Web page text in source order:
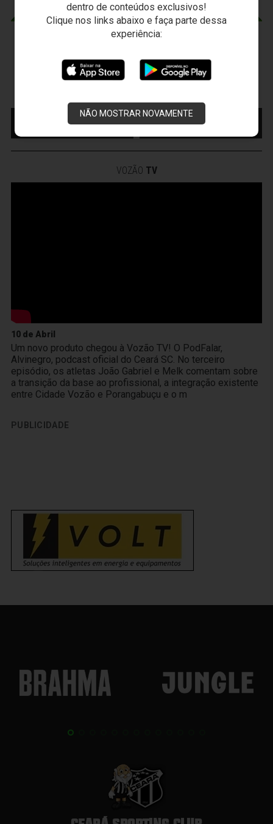
dentro de conteúdos exclusivos!
Clique nos links abaixo e faça parte dessa
experiência:
NÃO MOSTRAR NOVAMENTE
Sexta-feira, 07/08/2026 - 20:30
Arena Vozão (Castelão) - Capital/CE
MAIS INFORMAÇÕES
COMPRE AQUI SEU
INGRESSO
VOZÃO TV
10 de Abril
Um novo produto chegou à Vozão TV! O PodFalar,
Alvinegro, podcast oficial do Ceará SC. No terceiro
episódio, os atletas João Gabriel e Melk comentam sobre
a transição da base ao profissional, a integração existente
entre Cidade Vozão e Porangabuçu e o m
PUBLICIDADE